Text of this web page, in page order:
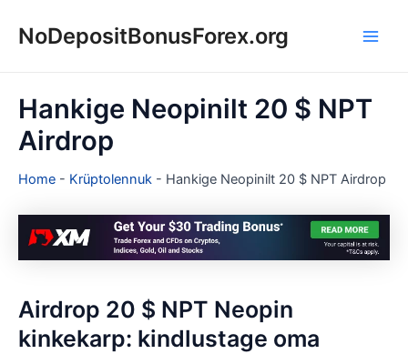
NoDepositBonusForex.org
Hankige Neopinilt 20 $ NPT
Airdrop
Home - Krüptolennuk - Hankige Neopinilt 20 $ NPT Airdrop
Airdrop 20 $ NPT Neopin
kinkekarp: kindlustage oma